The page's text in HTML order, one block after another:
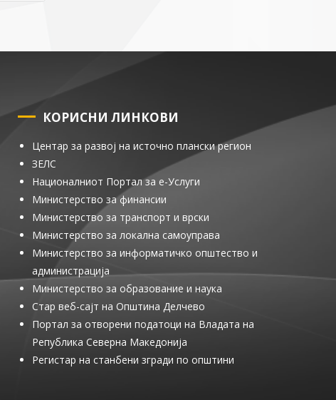
КОРИСНИ ЛИНКОВИ
Центар за развој на источно плански регион
ЗЕЛС
Националниот Портал за е-Услуги
Министерство за финансии
Министерство за транспорт и врски
Министерство за локална самоуправа
Министерство за информатичко општество и
администрација
Министерство за образование и наука
Стар веб-сајт на Општина Делчево
Портал за отворени податоци на Владата на
Република Северна Македонија
Регистар на станбени згради по општини